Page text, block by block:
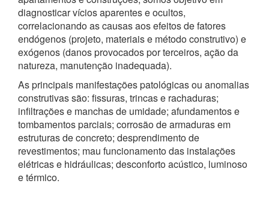
diagnosticar vícios aparentes e ocultos,
correlacionando as causas aos efeitos de fatores
endógenos (projeto, materiais e método construtivo) e
exógenos (danos provocados por terceiros, ação da
natureza, manutenção inadequada).
As principais manifestações patológicas ou anomalias
construtivas são: fissuras, trincas e rachaduras;
infiltrações e manchas de umidade; afundamentos e
tombamentos parciais; corrosão de armaduras em
estruturas de concreto; desprendimento de
revestimentos; mau funcionamento das instalações
elétricas e hidráulicas; desconforto acústico, luminoso
e térmico.